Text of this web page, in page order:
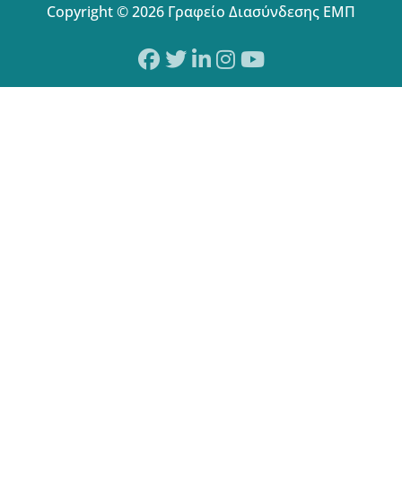
Copyright © 2026 Γραφείο Διασύνδεσης ΕΜΠ